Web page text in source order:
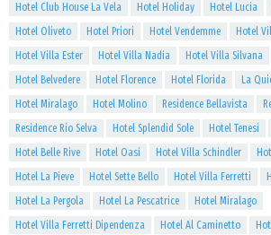
Hotel Club House La Vela
Hotel Holiday Hotel Lucia
Hotel Oliveto
Hotel Priori Hotel Vendemme
Hotel
Hotel Villa Ester
Hotel Villa Nadia Hotel Villa Silvana
Hotel Belvedere
Hotel Florence Hotel Florida
La
Hotel Miralago
Hotel Molino Residence Bellavista
Residence Rio Selva
Hotel Splendid Sole Hotel Tenesi
Hotel Belle Rive
Hotel Oasi Hotel Villa Schindler
Hotel La Pieve
Hotel Sette Bello Hotel Villa Ferretti
Hotel La Pergola
Hotel La Pescatrice
Hotel Miralago
Hotel Villa Ferretti Dipendenza
Hotel Al Caminetto